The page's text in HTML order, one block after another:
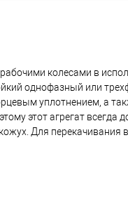
колесами в
однофазный или
уплотнением, а
этот агрегат всегда
Для перекачивания